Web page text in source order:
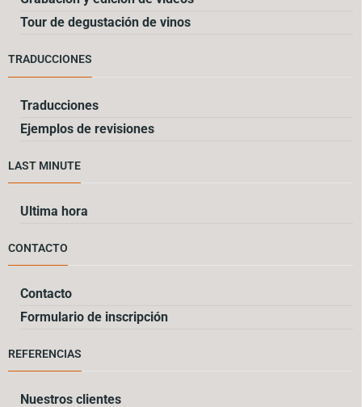
Tour de degustación de vinos
TRADUCCIONES
Traducciones
Ejemplos de revisiones
LAST MINUTE
Ultima hora
CONTACTO
Contacto
Formulario de inscripción
REFERENCIAS
Nuestros clientes